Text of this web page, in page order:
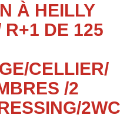
À HEILLY
R+1 DE 125
CELLIER/
/2
2WC